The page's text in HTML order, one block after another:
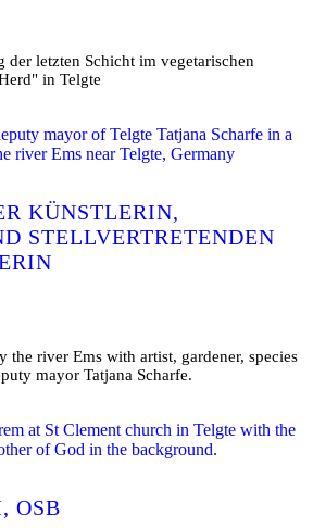
der letzten Schicht im vegetarischen
in Telgte
KÜNSTLERIN,
STELLVERTRETENDEN
the river Ems with artist, gardener, species
mayor Tatjana Scharfe.
OSB